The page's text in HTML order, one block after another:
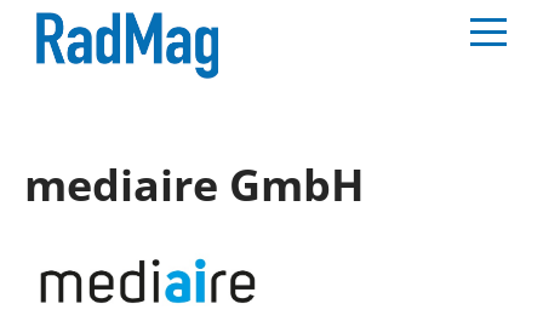
mediaire GmbH